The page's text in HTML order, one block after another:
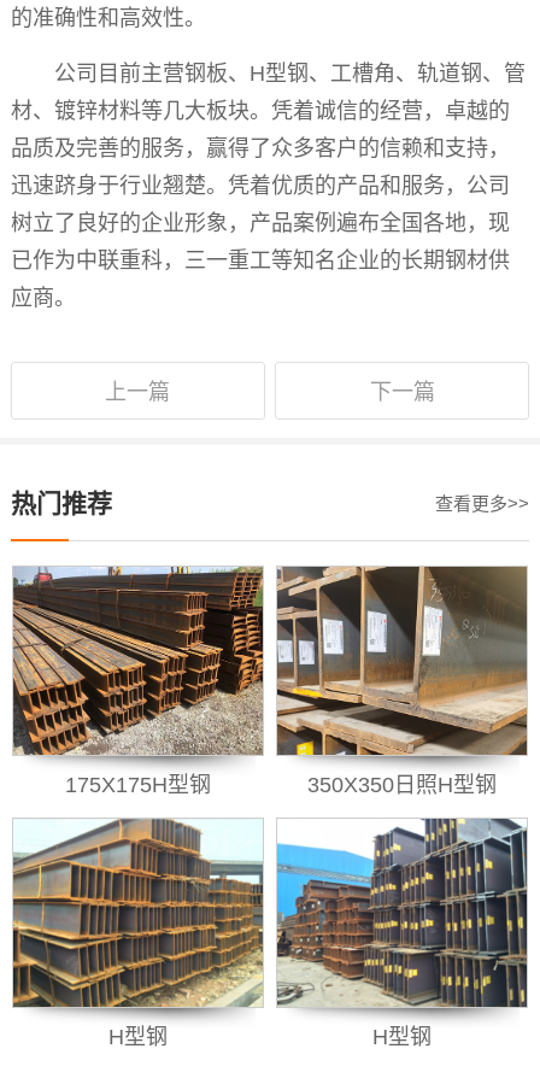
的准确性和高效性。
公司目前主营钢板、H型钢、工槽角、轨道钢、管
材、镀锌材料等几大板块。凭着诚信的经营，卓越的
品质及完善的服务，赢得了众多客户的信赖和支持，
迅速跻身于行业翘楚。凭着优质的产品和服务，公司
树立了良好的企业形象，产品案例遍布全国各地，现
已作为中联重科，三一重工等知名企业的长期钢材供
应商。
上一篇 下一篇
热门推荐 查看更多>>
175X175H型钢 350X350日照H型钢
H型钢 H型钢